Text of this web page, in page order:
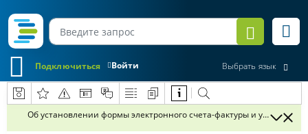
Войти
Подключиться Выбрать язык
Об установлении формы электронного счета-фактуры и